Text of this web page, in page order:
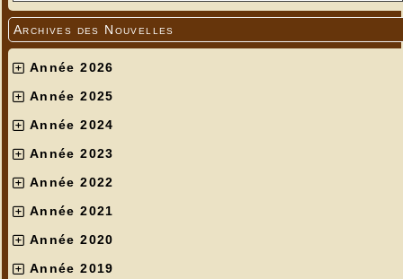
Archives des Nouvelles
Année 2026
Année 2025
Année 2024
Année 2023
Année 2022
Année 2021
Année 2020
Année 2019